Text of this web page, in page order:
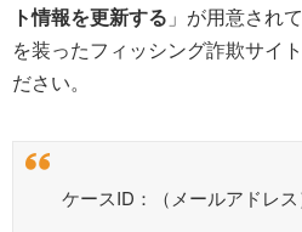
ト情報を更新する 」が用意され
を装ったフィッシング詐欺サイ
ださい。
ケースID：（メールアドレス